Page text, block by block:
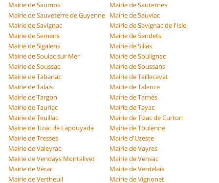
Mairie de Saumos
Mairie de Sauternes
Mairie de Sauveterre de Guyenne Mairie de Sauviac
Mairie de Savignac
Mairie de Savignac de l'Isle
Mairie de Semens
Mairie de Sendets
Mairie de Sigalens
Mairie de Sillas
Mairie de Soulac sur Mer
Mairie de Soulignac
Mairie de Soussac
Mairie de Soussans
Mairie de Tabanac
Mairie de Taillecavat
Mairie de Talais
Mairie de Talence
Mairie de Targon
Mairie de Tarnès
Mairie de Tauriac
Mairie de Tayac
Mairie de Teuillac
Mairie de Tizac de Curton
Mairie de Tizac de Lapouyade
Mairie de Toulenne
Mairie de Tresses
Mairie d'Uzeste
Mairie de Valeyrac
Mairie de Vayres
Mairie de Vendays Montalivet
Mairie de Vensac
Mairie de Vérac
Mairie de Verdelais
Mairie de Vertheuil
Mairie de Vignonet